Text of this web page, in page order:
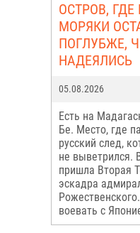
ОСТРОВ, ГДЕ
МОРЯКИ
ПОГЛУБЖЕ,
НАДЕЯЛИСЬ
05.08.2026
Есть на
Бе. Место, где
русский след,
не выветрился.
пришла Вторая
эскадра
воевать с